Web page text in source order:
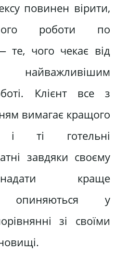
повинен вірити,
роботи по
те, чого чекає від
найважливішим
Клієнт все з
вимагає кращого
і ті готельні
завдяки своєму
краще
опиняються у
зі своїми